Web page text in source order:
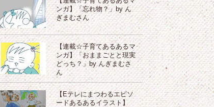
ンガ】「忘れ物？」by ん
ぎまむさん
【連載☆子育てあるあるマ
ンガ】「おままごとと現実
どっち？」by んぎまむさ
ん
【Eテレにまつわるエピソ
ードあるあるイラスト】